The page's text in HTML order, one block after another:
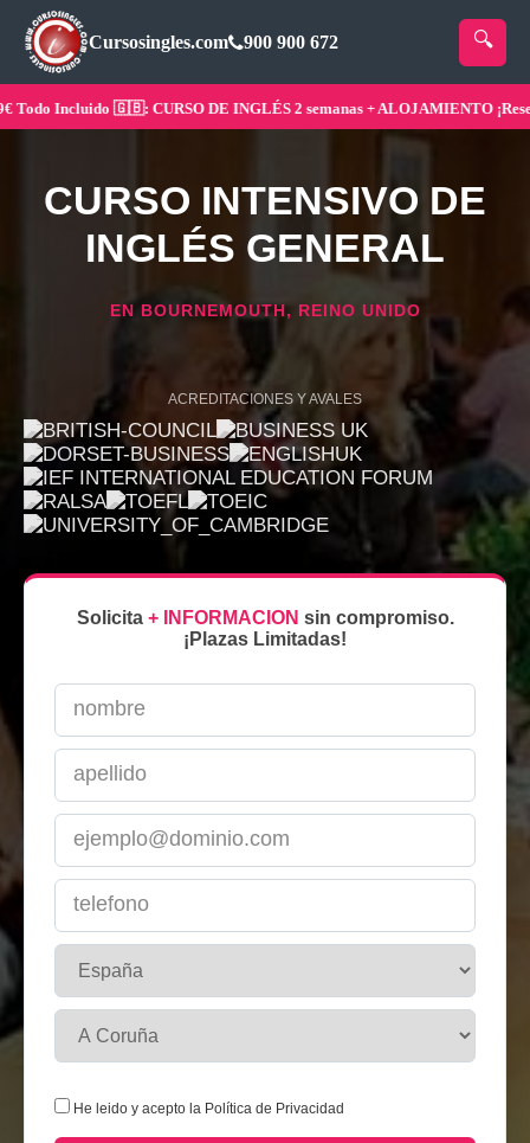
Cursosingles.com 900 900 672
Incluido 🇬🇧: CURSO DE INGLÉS 2 semanas + ALOJAMIENTO
CURSO INTENSIVO DE
INGLÉS GENERAL
EN BOURNEMOUTH, REINO UNIDO
ACREDITACIONES Y AVALES
Solicita + INFORMACION sin compromiso.
¡Plazas Limitadas!
He leido y acepto la Política de Privacidad